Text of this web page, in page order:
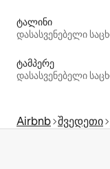
ტალინი
ტამპერე
Airbnb შვედეთი